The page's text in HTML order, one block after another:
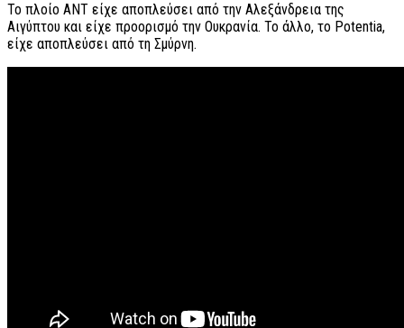
To πλοίο ΑΝΤ είχε αποπλεύσει από την Αλεξάνδρεια της
Αιγύπτου και είχε προορισμό την Ουκρανία. Το άλλο, το Potentia,
είχε αποπλεύσει από τη Σμύρνη.